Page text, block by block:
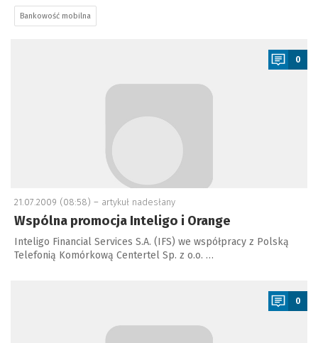
Bankowość mobilna
0
21.07.2009 (08:58) – artykuł nadesłany
Wspólna promocja Inteligo i Orange
Inteligo Financial Services S.A. (IFS) we współpracy z Polską
Telefonią Komórkową Centertel Sp. z o.o. …
0